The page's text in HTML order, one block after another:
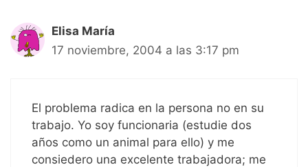
Elisa María
17 noviembre, 2004 a las 3:17 pm
El problema radica en la persona no en su
trabajo. Yo soy funcionaria (estudie dos
años como un animal para ello) y me
consiedero una excelente trabajadora; me